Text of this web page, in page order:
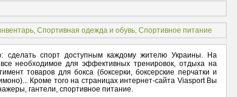
, Спортивная одежда и обувь, Спортивное питание
сделать спорт доступным каждому жителю Украины. На
необходимое для эффективных тренировок, отдыха на
товаров для бокса (боксерки, боксерские перчатки и
Кроме того на страницах интернет-сайта Viasport Вы
гантели, спортивное питание.